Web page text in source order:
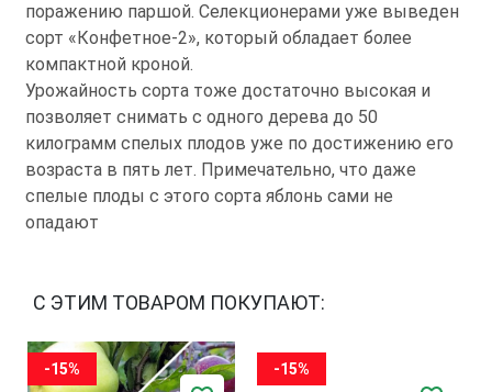
поражению паршой. Селекционерами уже выведен
сорт «Конфетное-2», который обладает более
компактной кроной.
Урожайность сорта тоже достаточно высокая и
позволяет снимать с одного дерева до 50
килограмм спелых плодов уже по достижению его
возраста в пять лет. Примечательно, что даже
спелые плоды с этого сорта яблонь сами не
опадают
С ЭТИМ ТОВАРОМ ПОКУПАЮТ:
-15% -15%